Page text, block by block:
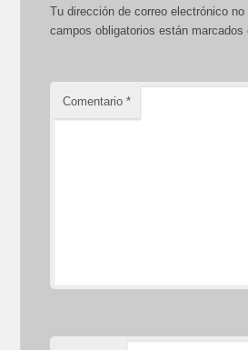
Tu dirección de correo electrónico no
campos obligatorios están
Comentario*